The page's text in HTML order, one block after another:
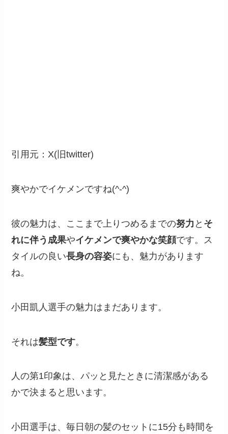
引用元：X(旧twitter)
爽やかでイケメンですね(^-^)
彼の魅力は、ここまで上りつめるまでの努力 と そ
れに伴う成果やイケメンで爽やかな笑顔です。ス
タイルの良い長身の容姿にも、魅力があります
ね。
小田凱人選手の魅力はまだあります。
それは髪型です。
人の第1印象は、パッと見たときに清潔感がある
かで決まると思います。
小田選手は、毎日朝の髪のセットに15分も時間を